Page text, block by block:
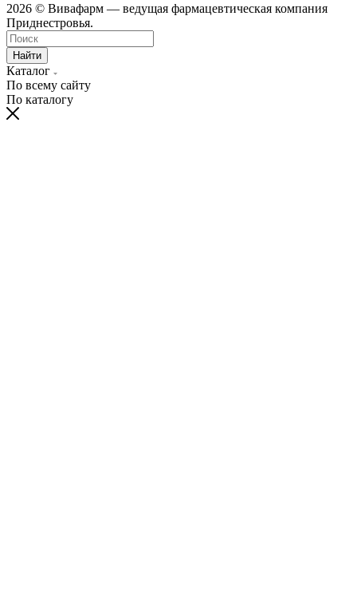
2026 © Вивафарм — ведущая фармацевтическая компания
Приднестровья.
Найти
Каталог
По всему сайту
По каталогу